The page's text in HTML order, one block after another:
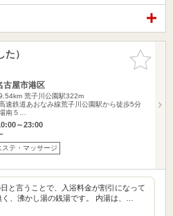
お気に入
りに追加
）
古屋市港区
荒子川公園駅322m
速鉄道あおなみ線荒子川公園駅から徒歩5分
南５…
～23:00
ステ・マッサージ
と言うことで、入浴料金が割引になって
、沸かし湯の銭湯です。 内湯は、…